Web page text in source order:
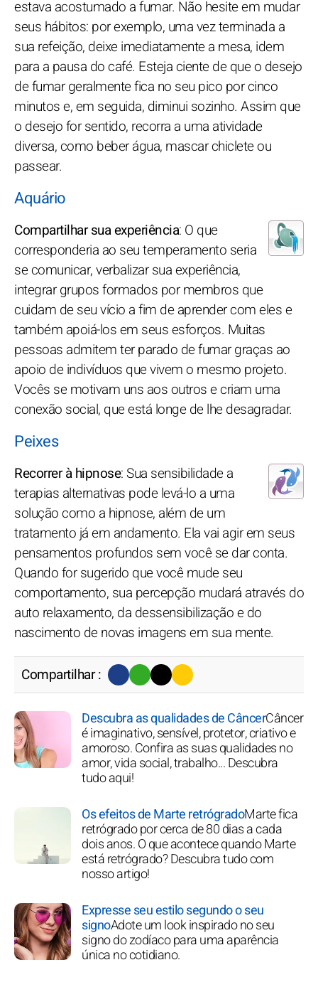
estava acostumado a fumar. Não hesite em mudar
seus hábitos: por exemplo, uma vez terminada a
sua refeição, deixe imediatamente a mesa, idem
para a pausa do café. Esteja ciente de que o desejo
de fumar geralmente fica no seu pico por cinco
minutos e, em seguida, diminui sozinho. Assim que
o desejo for sentido, recorra a uma atividade
diversa, como beber água, mascar chiclete ou
passear.
Aquário
Compartilhar sua experiência: O que
corresponderia ao seu temperamento seria
se comunicar, verbalizar sua experiência,
integrar grupos formados por membros que
cuidam de seu vício a fim de aprender com eles e
também apoiá-los em seus esforços. Muitas
pessoas admitem ter parado de fumar graças ao
apoio de indivíduos que vivem o mesmo projeto.
Vocês se motivam uns aos outros e criam uma
conexão social, que está longe de lhe desagradar.
Peixes
Recorrer à hipnose: Sua sensibilidade a
terapias alternativas pode levá-lo a uma
solução como a hipnose, além de um
tratamento já em andamento. Ela vai agir em seus
pensamentos profundos sem você se dar conta.
Quando for sugerido que você mude seu
comportamento, sua percepção mudará através do
auto relaxamento, da dessensibilização e do
nascimento de novas imagens em sua mente.
Compartilhar :
Descubra as qualidades de CâncerCâncer
é imaginativo, sensível, protetor, criativo e
amoroso. Confira as suas qualidades no
amor, vida social, trabalho... Descubra
tudo aqui!
Os efeitos de Marte retrógradoMarte fica
retrógrado por cerca de 80 dias a cada
dois anos. O que acontece quando Marte
está retrógrado? Descubra tudo com
nosso artigo!
Expresse seu estilo segundo o seu
signoAdote um look inspirado no seu
signo do zodíaco para uma aparência
única no cotidiano.